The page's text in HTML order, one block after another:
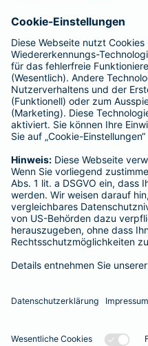
Ombudsmann für private
Postfach 060222, 10052 Berlin
Impressum
Barmenia Versicherung - Edon
Severinstr. 57
50678 Köln
Tel. 01523 4505842
E-Mail
Datenschutz Impressum/
Einfach.